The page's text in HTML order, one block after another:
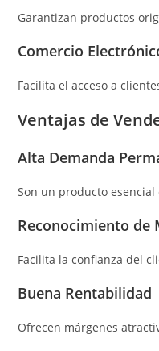
Garantizan productos
Comercio
Facilita el acceso a
Ventajas de
Alta Demanda
Son un producto
Reconocimiento de
Facilita la confianza del
Buena Rentabilidad
Ofrecen márgenes